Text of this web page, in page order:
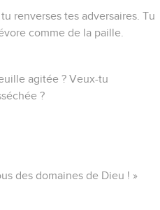
renverses tes adversaires. Tu
comme de la paille.
agitée ? Veux-tu
?
des domaines de Dieu ! »